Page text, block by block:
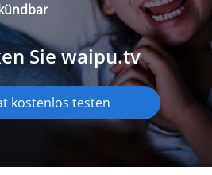
Sie waipu.tv
kostenlos testen